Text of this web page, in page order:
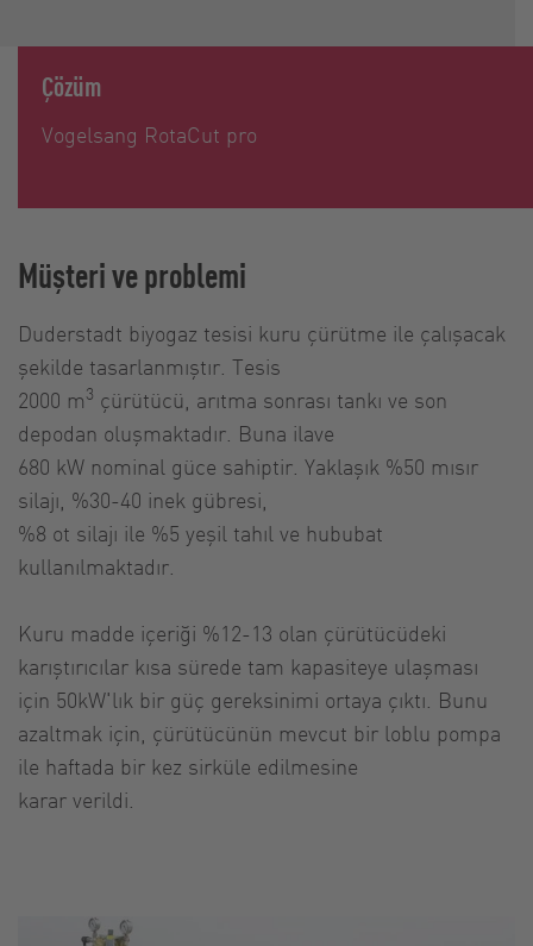
Çözüm
Vogelsang RotaCut pro
Müşteri ve problemi
Duderstadt biyogaz tesisi kuru çürütme ile çalışacak
şekilde tasarlanmıştır. Tesis
2000 m3 çürütücü, arıtma sonrası tankı ve son
depodan oluşmaktadır. Buna ilave
680 kW nominal güce sahiptir. Yaklaşık %50 mısır
silajı, %30-40 inek gübresi,
%8 ot silajı ile %5 yeşil tahıl ve hububat
kullanılmaktadır.
Kuru madde içeriği %12-13 olan çürütücüdeki
karıştırıcılar kısa sürede tam kapasiteye ulaşması
için 50kW'lık bir güç gereksinimi ortaya çıktı. Bunu
azaltmak için, çürütücünün mevcut bir loblu pompa
ile haftada bir kez sirküle edilmesine
karar verildi.